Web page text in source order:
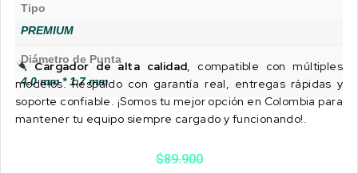
Tipo
PREMIUM
Diámetro de Punta
4.0 mm * 1.7 mm
Cargador de alta calidad, compatible con múltiples
modelos. Respaldo con garantía real, entregas rápidas y
soporte confiable. ¡Somos tu mejor opción en Colombia para
mantener tu equipo siempre cargado y funcionando!.
$89.900